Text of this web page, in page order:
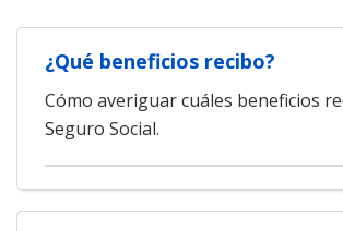
¿Qué beneficios recibo?
Cómo averiguar cuáles beneficios
Seguro Social.